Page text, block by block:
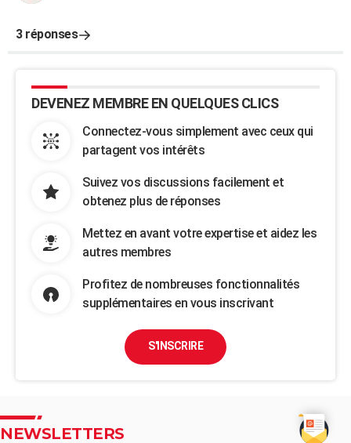
3 réponses
DEVENEZ MEMBRE EN QUELQUES CLICS
Connectez-vous simplement avec ceux qui
partagent vos intérêts
Suivez vos discussions facilement et
obtenez plus de réponses
Mettez en avant votre expertise et aidez les
autres membres
Profitez de nombreuses fonctionnalités
supplémentaires en vous inscrivant
S'INSCRIRE
NEWSLETTERS